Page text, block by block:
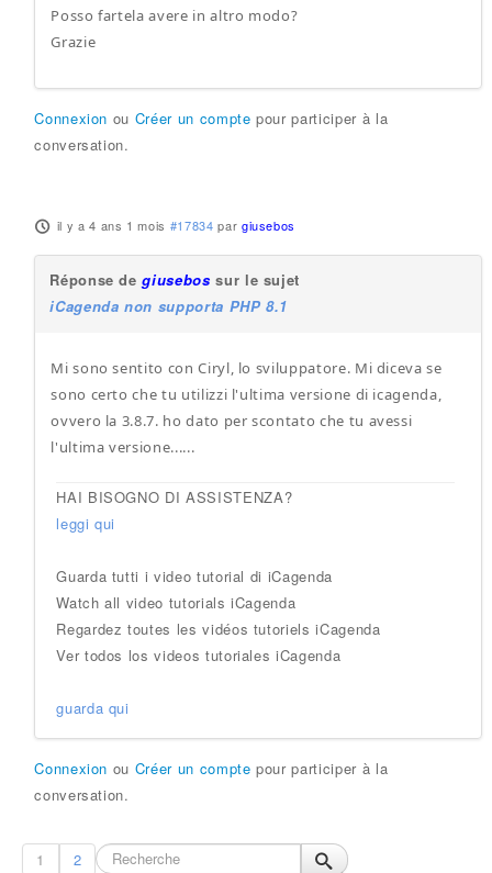
Posso fartela avere in altro modo?
Grazie
Connexion ou Créer un compte pour participer à la
conversation.
il y a 4 ans 1 mois #17834 par giusebos
Réponse degiusebos sur le sujet
iCagenda non supporta PHP 8.1
Mi sono sentito con Ciryl, lo sviluppatore. Mi diceva se
sono certo che tu utilizzi l'ultima versione di icagenda,
ovvero la 3.8.7. ho dato per scontato che tu avessi
l'ultima versione......
HAI BISOGNO DI ASSISTENZA?
leggi qui
Guarda tutti i video tutorial di iCagenda
Watch all video tutorials iCagenda
Regardez toutes les vidéos tutoriels iCagenda
Ver todos los videos tutoriales iCagenda
guarda qui
Connexion ou Créer un compte pour participer à la
conversation.
1 2